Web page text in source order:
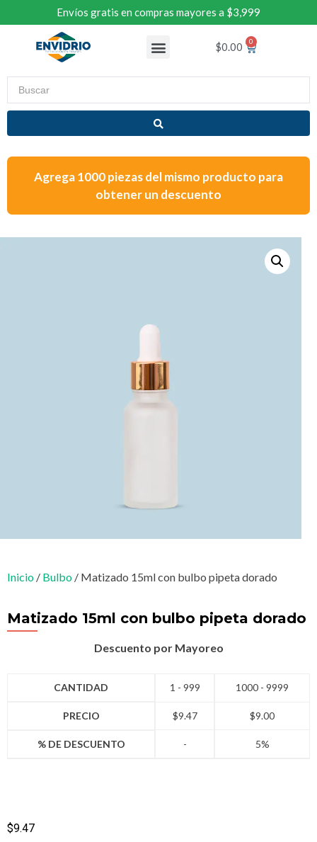
Envíos gratis en compras mayores a $3,999
$0.00
Agrega 1000 piezas del mismo producto para
obtener un descuento
Inicio / Bulbo / Matizado 15ml con bulbo pipeta dorado
Matizado 15ml con bulbo pipeta dorado
Descuento por Mayoreo
CANTIDAD 1 - 999 1000 - 9999
PRECIO $9.47 $9.00
% DE DESCUENTO - 5%
$9.47